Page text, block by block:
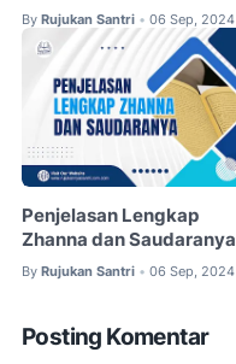
By Rujukan Santri • 06 Sep, 2024
Penjelasan Lengkap
Zhanna dan Saudaranya
By Rujukan Santri • 06 Sep, 2024
Posting Komentar